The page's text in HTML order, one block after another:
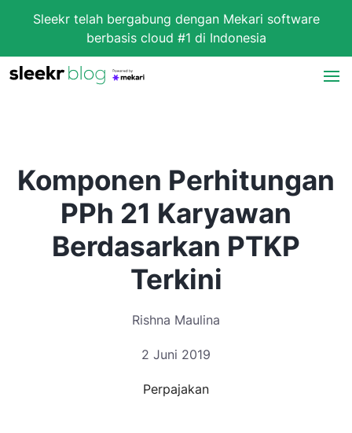
Sleekr telah bergabung dengan Mekari software
berbasis cloud #1 di Indonesia
Komponen Perhitungan
PPh 21 Karyawan
Berdasarkan PTKP
Terkini
Rishna Maulina
2 Juni 2019
Perpajakan